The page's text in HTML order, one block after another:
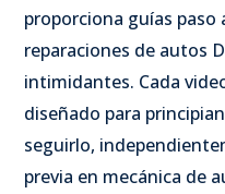
proporciona guías paso
reparaciones de autos
intimidantes. Cada
diseñado para
seguirlo,
previa en mecánica de